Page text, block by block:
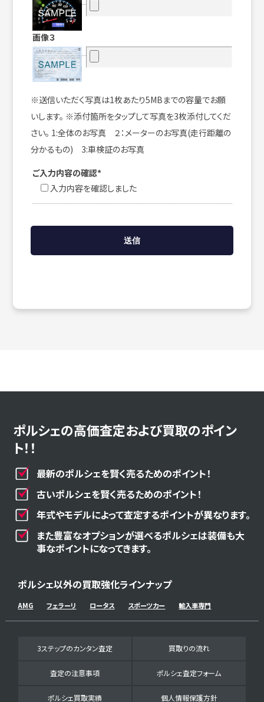
画像３
※送信いただく写真は1枚あたり5MBまでの容量でお願
いします。 ※添付箇所をタップして写真を3枚添付してくだ
さい。 1:全体のお写真 ２：メーターのお写真(走行距離の
分かるもの) 3:車検証のお写真
ご入力内容の確認*
入力内容を確認しました
ポルシェの高価査定および買取のポイン
ト！！
最新のポルシェを賢く売るためのポイント！
古いポルシェを賢く売るためのポイント！
年式やモデルによって査定するポイントが異なります。
また豊富なオプションが選べるポルシェは装備も大
事なポイントになってきます。
ポルシェ以外の買取強化ラインナップ
AMG フェラーリ ロータス スポーツカー 輸入車専門
3ステップのカンタン査定 買取りの流れ
査定の注意事項 ポルシェ査定フォーム
ポルシェ買取実績 個人情報保護方針